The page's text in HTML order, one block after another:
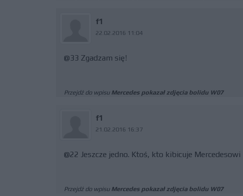
f1
22.02.2016 11:04
@33 Zgadzam się!
Przejdź do wpisu Mercedes pokazał zdjęcia bolidu W07
f1
21.02.2016 16:37
@22 Jeszcze jedno. Ktoś, kto kibicuje
Przejdź do wpisu Mercedes pokazał zdjęcia bolidu W07